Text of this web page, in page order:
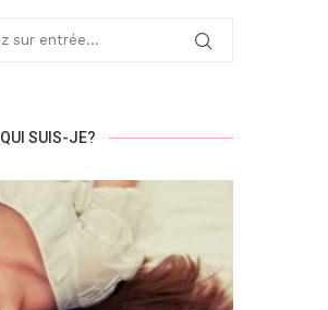
QUI SUIS-JE?